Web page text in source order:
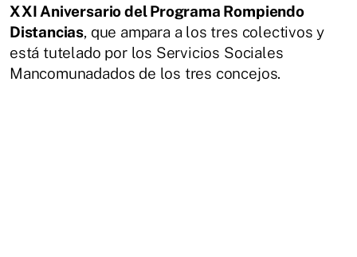
XXI Aniversario del Programa Rompiendo
Distancias, que ampara a los tres colectivos y
está tutelado por los Servicios Sociales
Mancomunadados de los tres concejos.